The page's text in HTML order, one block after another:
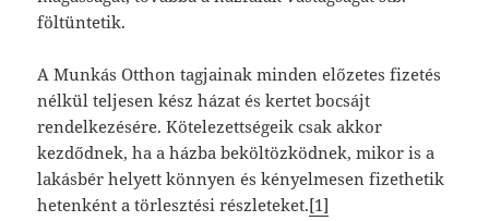
föltüntetik.
A Munkás Otthon tagjainak minden előzetes fizetés
nélkül teljesen kész házat és kertet bocsájt
rendelkezésére. Kötelezettségeik csak akkor
kezdődnek, ha a házba beköltözködnek, mikor is a
lakásbér helyett könnyen és kényelmesen fizethetik
hetenként a törlesztési részleteket.[1]